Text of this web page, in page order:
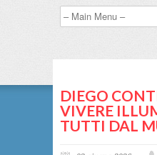
DIEGO
VIVERE
TUTTI DAL